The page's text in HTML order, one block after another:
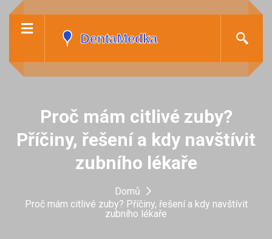
Proč mám citlivé zuby?
Příčiny, řešení a kdy navštívit
zubního lékaře
Domů
Proč mám citlivé zuby? Příčiny, řešení a kdy navštívit
zubního lékaře